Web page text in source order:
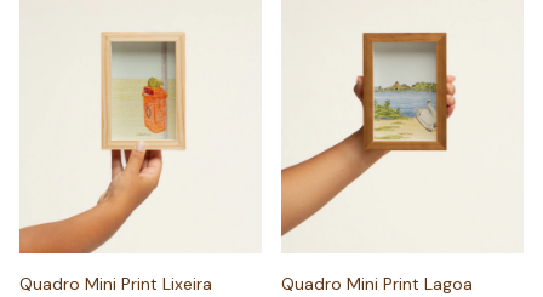
Quadro Mini Print Lixeira Quadro Mini Print Lagoa